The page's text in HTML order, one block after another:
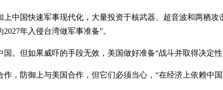
中国快速军事现代化，大量投资于核武器、超音波和两栖
年入侵台湾做军事准备”。
。但如果威吓的手段无效，美国做好准备“战斗并取得决定
，防御上与美国合作，但它们必须当心，“在经济上依赖中